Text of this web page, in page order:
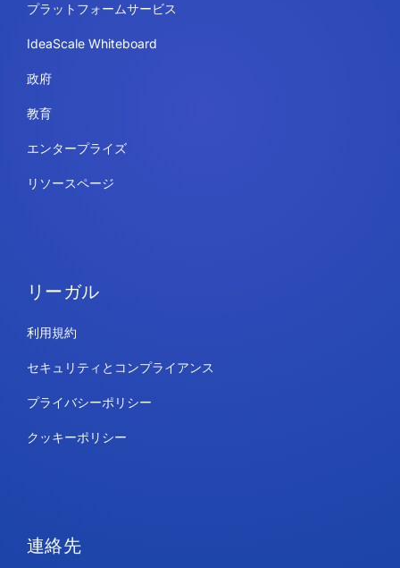
プラットフォームサービス
IdeaScale Whiteboard
政府
教育
エンタープライズ
リソースページ
リーガル
利用規約
セキュリティとコンプライアンス
プライバシーポリシー
クッキーポリシー
連絡先